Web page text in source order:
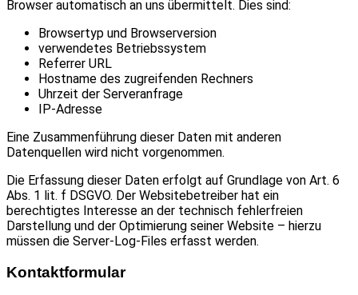
Browser automatisch an uns übermittelt. Dies sind:
Browsertyp und Browserversion
verwendetes Betriebssystem
Referrer URL
Hostname des zugreifenden Rechners
Uhrzeit der Serveranfrage
IP-Adresse
Eine Zusammenführung dieser Daten mit anderen
Datenquellen wird nicht vorgenommen.
Die Erfassung dieser Daten erfolgt auf Grundlage von Art. 6
Abs. 1 lit. f DSGVO. Der Websitebetreiber hat ein
berechtigtes Interesse an der technisch fehlerfreien
Darstellung und der Optimierung seiner Website – hierzu
müssen die Server-Log-Files erfasst werden.
Kontaktformular